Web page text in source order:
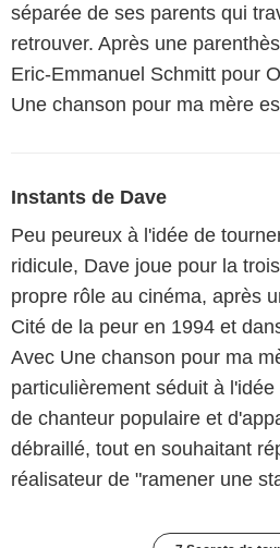
séparée de ses parents qui
retrouver. Après une
Eric-Emmanuel Schmitt pour
Une chanson pour ma mère
Instants de Dave
Peu peureux à l'idée de
ridicule, Dave joue pour la
propre rôle au cinéma, après
Cité de la peur en 1994 et
Avec Une chanson pour ma
particulièrement séduit à
de chanteur populaire et
débraillé, tout en souhaitant
réalisateur de "ramener une